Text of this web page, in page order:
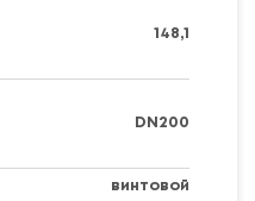
148,1
DN200
винтовой